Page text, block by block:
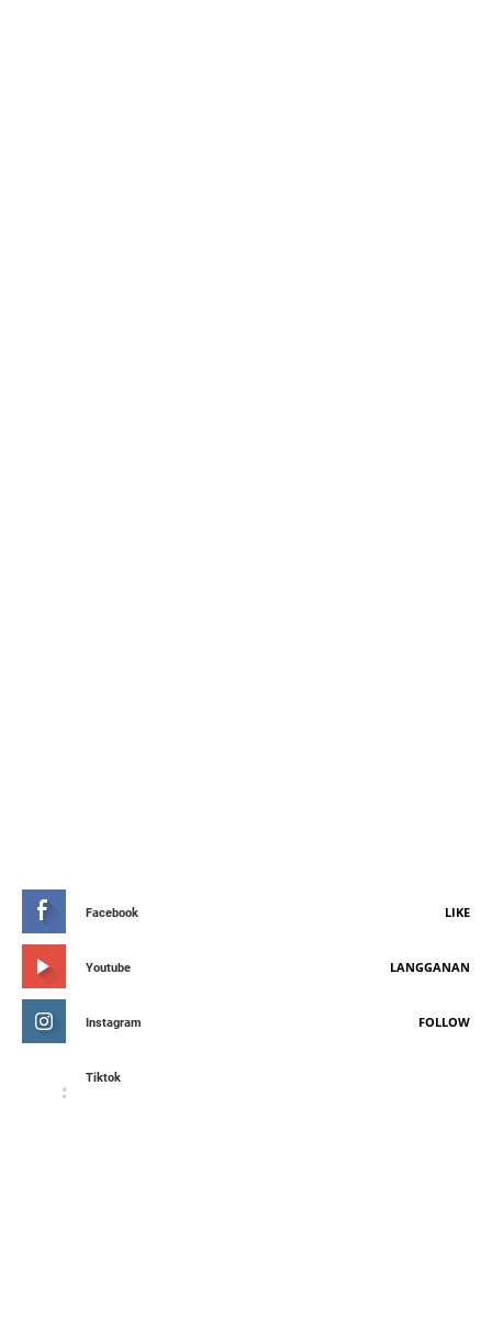
Facebook LIKE
Youtube LANGGANAN
Instagram FOLLOW
Tiktok